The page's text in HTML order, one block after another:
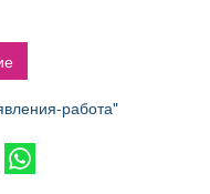
работа"